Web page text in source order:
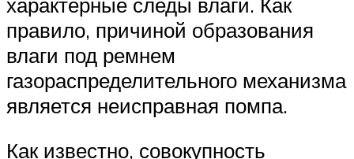
правило, причиной образования
влаги под ремнем
газораспределительного механизма
является неисправная помпа.
Как известно, совокупность